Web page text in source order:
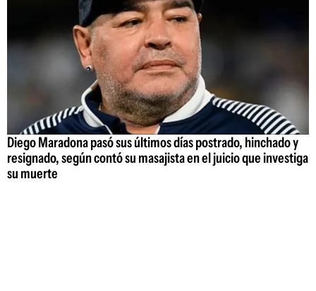
Diego Maradona pasó sus últimos días postrado, hinchado y
resignado, según contó su masajista en el juicio que investiga
su muerte